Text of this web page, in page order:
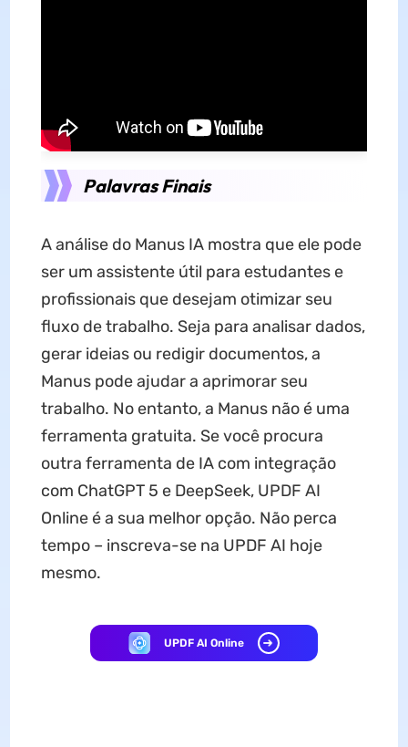
Palavras Finais
A análise do Manus IA mostra que ele pode
ser um assistente útil para estudantes e
profissionais que desejam otimizar seu
fluxo de trabalho. Seja para analisar dados,
gerar ideias ou redigir documentos, a
Manus pode ajudar a aprimorar seu
trabalho. No entanto, a Manus não é uma
ferramenta gratuita. Se você procura
outra ferramenta de IA com integração
com ChatGPT 5 e DeepSeek, UPDF AI
Online é a sua melhor opção. Não perca
tempo – inscreva-se na UPDF AI hoje
mesmo.
UPDF AI Online